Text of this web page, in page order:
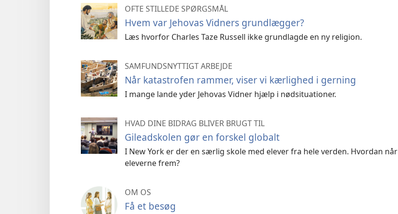
OFTE STILLEDE SPØRGSMÅL
Hvem var Jehovas Vidners grundlægger?
Læs hvorfor Charles Taze Russell ikke grundlagde en ny religion.
SAMFUNDSNYTTIGT ARBEJDE
Når katastrofen rammer, viser vi kærlighed i gerning
I mange lande yder Jehovas Vidner hjælp i nødsituationer.
HVAD DINE BIDRAG BLIVER BRUGT TIL
Gileadskolen gør en forskel globalt
I New York er der en særlig skole med elever fra hele verden. Hvordan når
eleverne frem?
OM OS
Få et besøg